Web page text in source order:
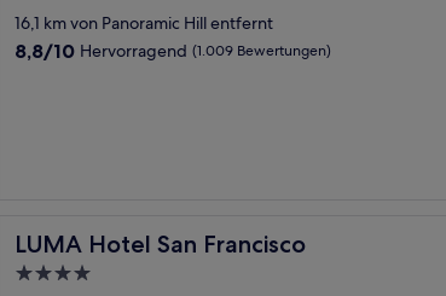
Sterne-
Unterkunft
16,1 km von Panoramic Hill entfernt
8.8
8,8/10 Hervorragend (1.009 Bewertungen)
LUMA Hotel San Francisco
LUMA Hotel San Francisco
4.0-